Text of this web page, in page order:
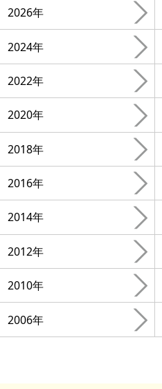
2026年
2024年
2022年
2020年
2018年
2016年
2014年
2012年
2010年
2006年